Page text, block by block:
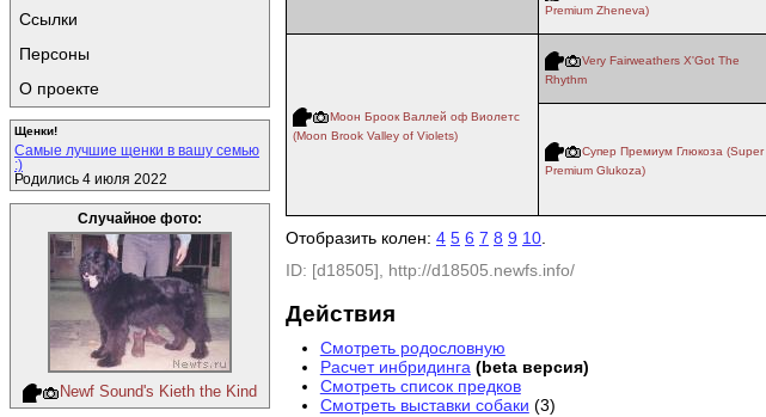
Ссылки
Персоны
О проекте
Щенки!
Самые лучшие щенки в вашу семью
:)
Родились 4 июля 2022
Случайное фото:
Newf Sound's Kieth the Kind
Premium Zheneva)
Моон Броок Валлей оф Виолетс
(Moon Brook Valley of Violets)
Very Fairweathers X'Got The
Rhythm
Супер Премиум Глюкоза (Super
Premium Glukoza)
Отобразить колен: 4 5 6 7 8 9 10.
ID: [d18505], http://d18505.newfs.info/
Действия
Смотреть родословную
Расчет инбридинга (beta версия)
Смотреть список предков
Смотреть выставки собаки (3)